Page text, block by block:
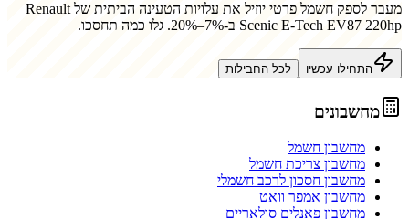
מעבר לספק חשמל פרטי יוזיל את עלויות הטעינה הביתית שלRenault
Scenic E-Tech EV87 220hp ב-7%–20%. גלו כמה תחסכו.
התחילו עכשיו לכל החבילות
מחשבונים
מחשבון חשמל
מחשבון צריכת חשמל
מחשבון חסכון לרכב חשמלי
מחשבון אמפר וואט
מחשבון פאנלים סולאריים